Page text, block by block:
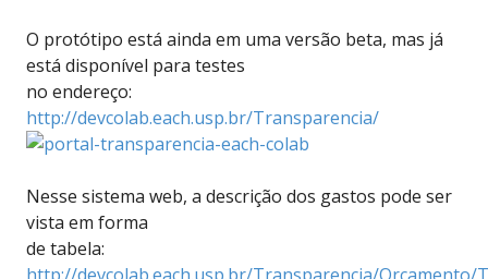
O protótipo está ainda em uma versão beta, mas já
está disponível para testes
no endereço:
http://devcolab.each.usp.br/Transparencia/
Nesse sistema web, a descrição dos gastos pode ser
vista em forma
de tabela: